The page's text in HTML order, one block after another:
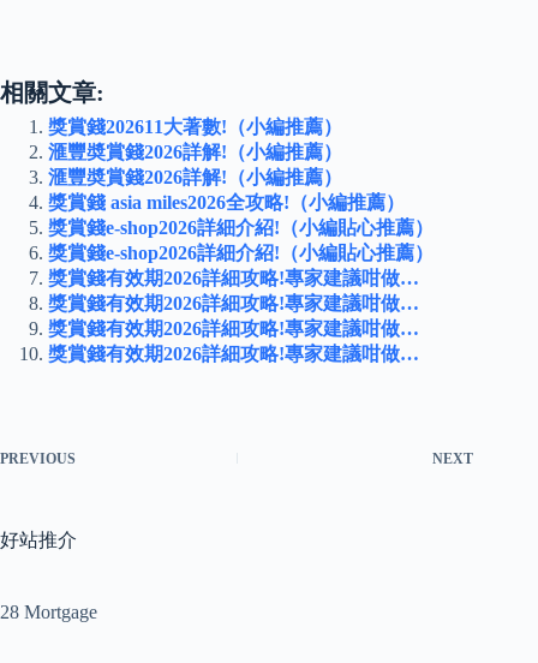
相關文章:
獎賞錢202611大著數!（小編推薦）
滙豐奬賞錢2026詳解!（小編推薦）
滙豐奬賞錢2026詳解!（小編推薦）
獎賞錢 asia miles2026全攻略!（小編推薦）
獎賞錢e-shop2026詳細介紹!（小編貼心推薦）
獎賞錢e-shop2026詳細介紹!（小編貼心推薦）
獎賞錢有效期2026詳細攻略!專家建議咁做…
獎賞錢有效期2026詳細攻略!專家建議咁做…
獎賞錢有效期2026詳細攻略!專家建議咁做…
獎賞錢有效期2026詳細攻略!專家建議咁做…
PREVIOUS NEXT
好站推介
28 Mortgage